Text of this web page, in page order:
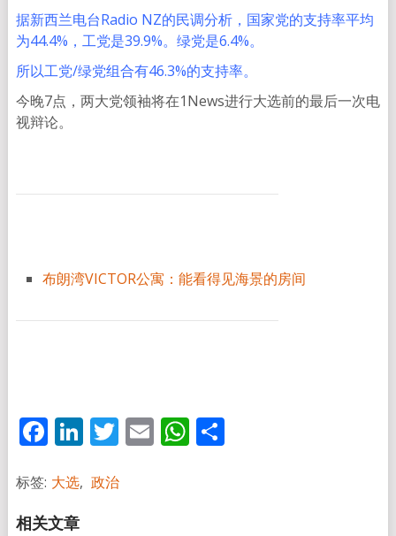
据新西兰电台Radio NZ的民调分析，国家党的支持率平均
为44.4%，工党是39.9%。绿党是6.4%。
所以工党/绿党组合有46.3%的支持率。
今晚7点，两大党领袖将在1News进行大选前的最后一次电
视辩论。
布朗湾VICTOR公寓：能看得见海景的房间
Facebook
LinkedIn
Twitter
EmailWhatsApp
分
标签: 大选, 政治